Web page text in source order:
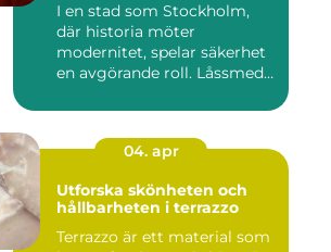
I en stad som Stockholm,
där historia möter
modernitet, spelar säkerhet
en avgörande roll. Låssmed
04. apr
Utforska skönheten och
hållbarheten i terrazzo
Terrazzo är ett material som